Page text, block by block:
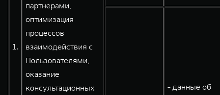
WEY 80
Масштаб возможностей
от 6 449 000 ₽
WEY 80 Лаундж
1.
партнерами,
оптимизация
процессов
взаимодействия с
Пользователями,
оказание
консультационных
- данные об